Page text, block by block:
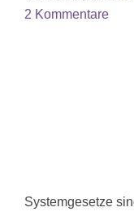
2 Kommentare
Systemgesetze